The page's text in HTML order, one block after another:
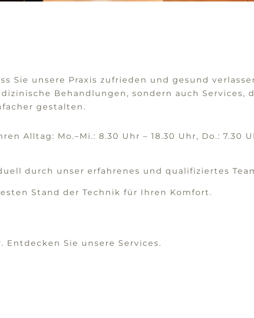
Sie unsere Praxis zufrieden und gesund
Behandlungen, sondern auch Services,
gestalten.
Alltag: Mo.–Mi.: 8.30 Uhr – 18.30 Uhr, Do.: 7.30
durch unser erfahrenes und qualifiziertes
Stand der Technik für Ihren Komfort.
Sie unsere Services.